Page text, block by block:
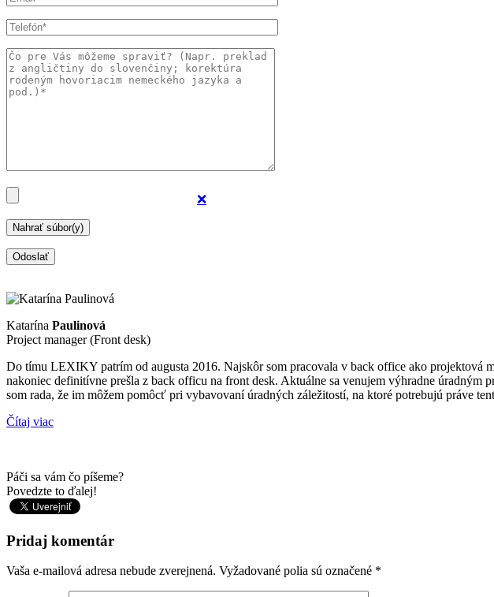
❌
Katarína Paulinová
Project manager (Front desk)
Do tímu LEXIKY patrím od augusta 2016. Najskôr som pracovala v back office ako projektová
nakoniec definitívne prešla z back officu na front desk. Aktuálne sa venujem výhradne
som rada, že im môžem pomôcť pri vybavovaní úradných záležitostí, na ktoré potrebujú práve
Čítaj viac
Páči sa vám čo píšeme?
Povedzte to ďalej!
Pridaj komentár
Vaša e-mailová adresa nebude zverejnená. Vyžadované polia sú označené *